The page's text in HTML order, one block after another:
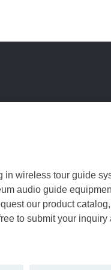
wireless tour guide
audio guide
our product
to submit your inquiry